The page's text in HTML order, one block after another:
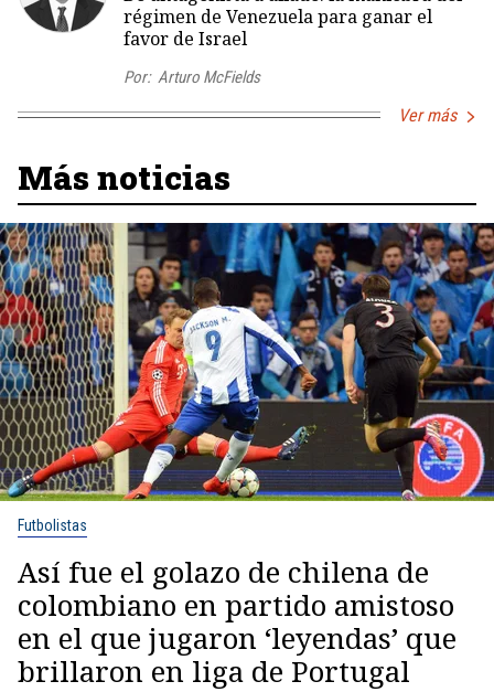
régimen de Venezuela para ganar el
favor de Israel
Por: Arturo McFields
Ver más
Más noticias
Futbolistas
Así fue el golazo de chilena de
colombiano en partido amistoso
en el que jugaron ‘leyendas’ que
brillaron en liga de Portugal